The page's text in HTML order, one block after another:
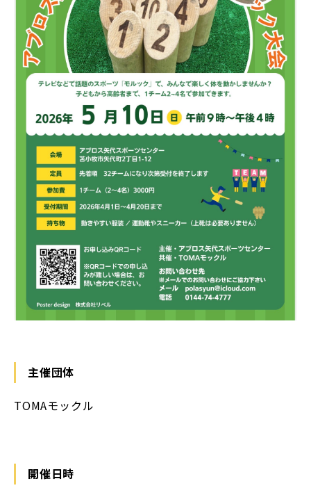
主催団体
TOMAモックル
開催日時